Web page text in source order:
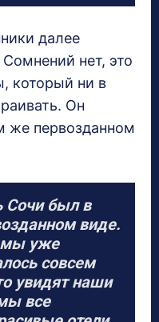
далее
нет, это
который ни в
Он
же первозданном
Сочи был в
виде.
мы уже
совсем
увидят наши
все